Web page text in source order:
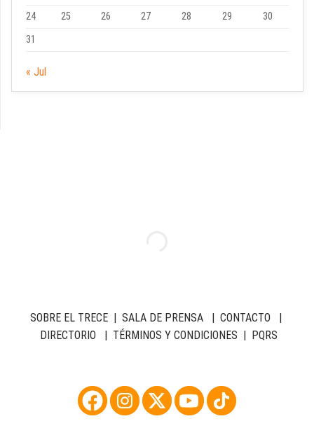
24
25 26 27 28 29
30
31
« Jul
SOBRE EL TRECE| SALA DE PRENSA| CONTACTO |
DIRECTORIO | TÉRMINOS Y CONDICIONES | PQRS